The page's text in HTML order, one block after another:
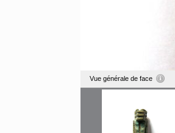
Vue générale de face